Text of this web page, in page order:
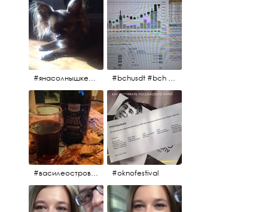
#янасолнышкележу #янасолнышкогляжу #чихуахуа #bchusdt #bch #usdt #sell #buy #exchange #markets #bitcoincash #cryptocurrency #pump
#василеостровское #синяяборода #пиво #пивовобла #вобла #рыба #oknofestival